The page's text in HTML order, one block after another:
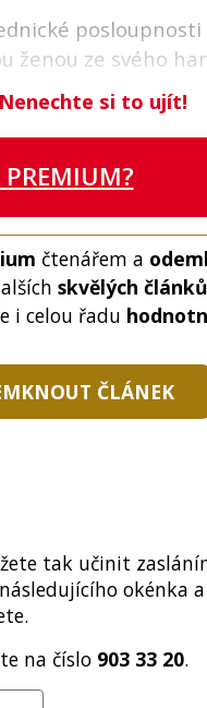
ženou ze svého
si to ujít!
čtenářem a
skvělých článků
i celou řadu
ČLÁNEK
tak učinit
okénka
na číslo 903 33 20.